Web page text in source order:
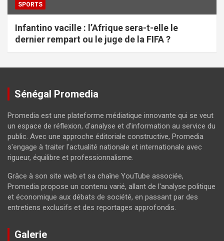
SPORTS
Infantino vacille : l’Afrique sera-t-elle le
dernier rempart ou le juge de la FIFA ?
Sénégal Promedia
Promedia est une plateforme médiatique innovante qui se veut
un espace de réflexion, d'analyse et d'information au service du
public. Avec une approche éditoriale constructive, Promedia
s'engage à traiter l'actualité nationale et internationale avec
rigueur, équilibre et professionnalisme.
Grâce à son site web et sa chaîne YouTube associée,
Promedia propose un contenu varié, allant de l'analyse politique
et économique aux débats de société, en passant par des
entretiens exclusifs et des reportages approfondis.
Galerie